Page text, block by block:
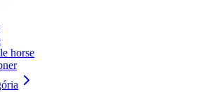
horse